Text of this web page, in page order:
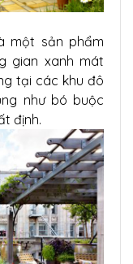
một sản phẩm
gian xanh mát
tại các khu đô
như bó buộc
định.